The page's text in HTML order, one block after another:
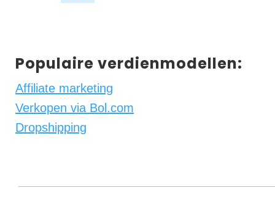
Populaire verdienmodellen:
Affiliate marketing
Verkopen via Bol.com
Dropshipping